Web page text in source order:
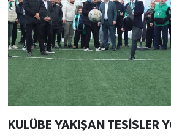
KULÜBE YAKIŞAN TESİSLER